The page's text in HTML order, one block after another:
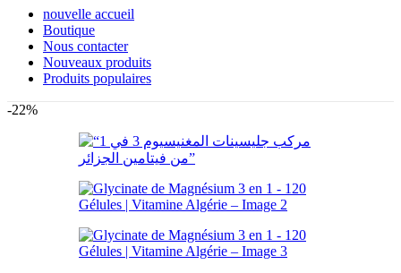
nouvelle accueil
Boutique
Nous contacter
Nouveaux produits
Produits populaires
-22%